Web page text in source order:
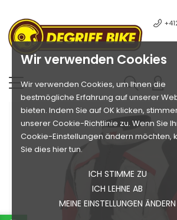
Wir verwenden Cookies
Wir verwenden Cookies, um Ihnen die
bestmögliche Erfahrung auf unserer
bieten. Indem Sie auf OK klicken,
unserer Cookie-Richtlinie zu. Wenn Sie
Cookie-Einstellungen ändern möchten,
Sie dies hier tun.
ICH STIMME ZU
ICH LEHNE AB
MEINE EINSTELLUNGEN ÄNDERN